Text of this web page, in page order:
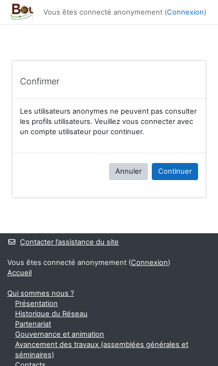
Passer au contenu principal
Vous êtes connecté anonymement (Connexion)
Confirmer
Les utilisateurs anonymes ne peuvent pas consulter
les profils utilisateurs. Veuillez vous connecter avec
un compte utilisateur pour continuer.
Annuler Continuer
Blocs
Contacter l’assistance du site
Vous êtes connecté anonymement (Connexion)
Accueil
Qui sommes nous ?
Présentation
Historique du Réseau
Partenariat
Gouvernance et animation
Avancement des travaux (assemblées générales et
séminaires)